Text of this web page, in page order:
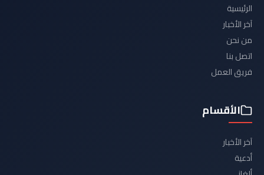
الرئيسية
آخر الأخبار
من نحن
اتصل بنا
فريق العمل
الأقسام
آخر الأخبار
أدعية